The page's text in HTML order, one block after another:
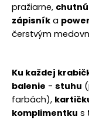
pražiarne,
zápisník a
čerstvým
Ku každej
balenie - stuhu
farbách),
komplimentku s
d
p
o
r